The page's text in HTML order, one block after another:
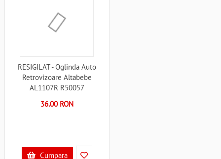
RESIGILAT - Oglinda Auto
Retrovizoare Altabebe
AL1107R R50057
36.00 RON
Cumpara